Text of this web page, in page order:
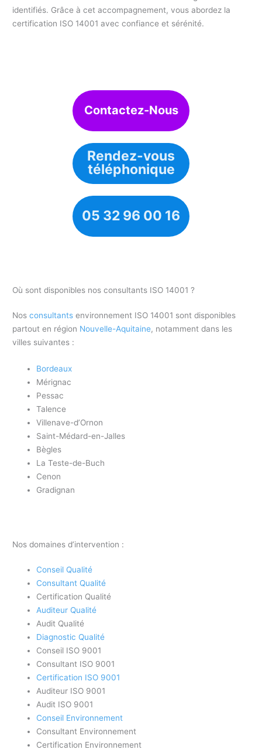
identifiés. Grâce à cet accompagnement, vous abordez la
certification ISO 14001 avec confiance et sérénité.
Contactez-Nous
Rendez-vous
téléphonique
05 32 96 00 16
Où sont disponibles nos consultants ISO 14001 ?
Nosconsultants environnement ISO 14001 sont disponibles
partout en région Nouvelle-Aquitaine, notamment dans les
villes suivantes :
Bordeaux
Mérignac
Pessac
Talence
Villenave-d’Ornon
Saint-Médard-en-Jalles
Bègles
La Teste-de-Buch
Cenon
Gradignan
Nos domaines d’intervention :
Conseil Qualité
Consultant Qualité
Certification Qualité
Auditeur Qualité
Audit Qualité
Diagnostic Qualité
Conseil ISO 9001
Consultant ISO 9001
Certification ISO 9001
Auditeur ISO 9001
Audit ISO 9001
Conseil Environnement
Consultant Environnement
Certification Environnement